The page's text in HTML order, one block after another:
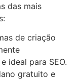
das mais
de criação
ideal para SEO.
gratuito e